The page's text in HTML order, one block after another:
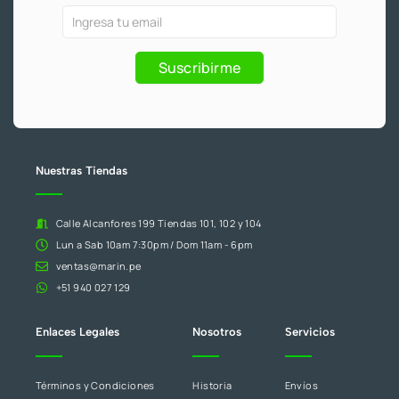
-
Ofertas
Promociones
blanco.
Suscribirme
Nuestras Tiendas
Calle Alcanfores 199 Tiendas 101, 102 y 104
Lun a Sab 10am 7:30pm / Dom 11am - 6pm
ventas@marin.pe
+51 940 027 129
Enlaces Legales
Términos y Condiciones
Nosotros
Historia
Servicios
Envíos